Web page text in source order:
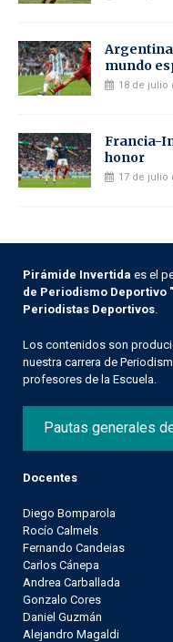
mundo
18 de julio
Francia-
honor
17 de julio
Pirámide Invertida es el
de Periodismo Deportivo
Periodistas Deportivos
Los contenidos son
nuestra carrera de
profesores de la Escuela.
Pautas generales
Docentes
Diego Bomparola
Rocío Calmels
Fernando Candeias
Carlos Cánepa
Andrea Carballada
Gonzalo Cores
Daniel Guzmán
Alejandro Magaldi